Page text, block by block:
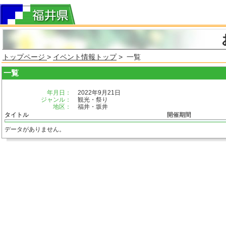
トップページ > イベント情報トップ> 一覧
一覧
年月日：
2022年9月21日
ジャンル：
観光・祭り
地区：
福井・坂井
タイトル
開催期間
データがありません。